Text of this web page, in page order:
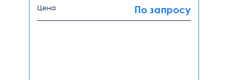
Цена По запросу